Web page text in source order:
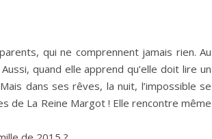
qui ne comprennent jamais rien. Au
quand elle apprend qu’elle doit lire un
dans ses rêves, la nuit, l’impossible se
de La Reine Margot ! Elle rencontre même